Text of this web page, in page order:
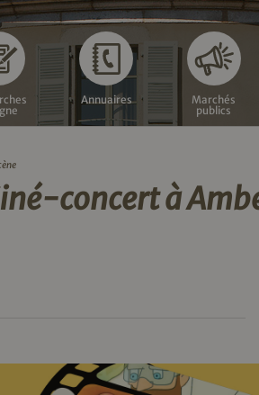
Annuaires
Marchés
publics
concert à